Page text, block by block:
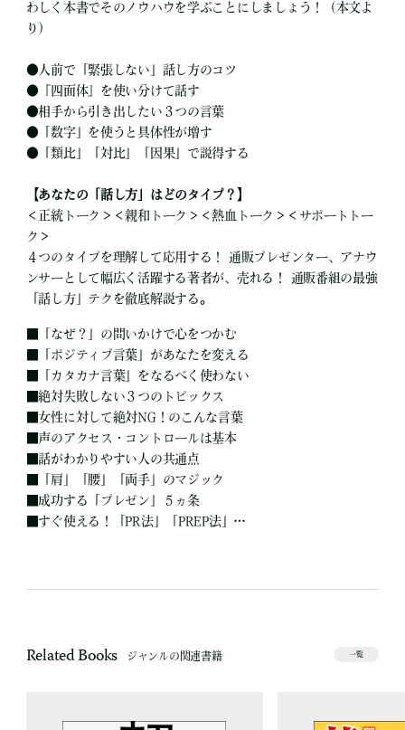
わしく本書でそのノウハウを学ぶことにしましょう！（本文よ
り）
● 人前で「緊張しない」話し方のコツ
● 『四面体』を使い分けて話す
●相手から引き出したい３つの言葉
● 「数字」を使うと具体性が増す
● 「類比」「対比」「因果」で説得する
【あなたの「話し方」はどのタイプ？】
＜正統トーク＞＜親和トーク＞＜熱血トーク＞＜サポートトー
ク＞
４つのタイプを理解して応用する！ 通販プレゼンター、アナウ
ンサーとして幅広く活躍する著者が、売れる！ 通販番組の最強
「話し方」テクを徹底解説する。
「なぜ？」の問いかけで心をつかむ
「ポジティブ言葉」があなたを変える
「カタカナ言葉」をなるべく使わない
■絶対失敗しない３つのトピックス
■女性に対して絶対NG！のこんな言葉
■声のアクセス・コントロールは基本
■話がわかりやすい人の共通点
「肩」「腰」「両手」のマジック
成功する「プレゼン」５ヵ条
■すぐ使える！「PR法」「PREP法」…
Related Books ジャンルの関連書籍 一覧